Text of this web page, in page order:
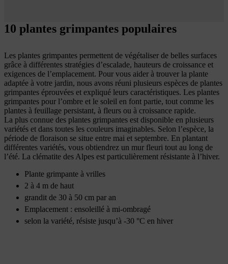
10 plantes grimpantes populaires
Les plantes grimpantes permettent de végétaliser de belles surfaces
grâce à différentes stratégies d’escalade, hauteurs de croissance et
exigences de l’emplacement. Pour vous aider à trouver la plante
adaptée à votre jardin, nous avons réuni plusieurs espèces de plantes
grimpantes éprouvées et expliqué leurs caractéristiques. Les plantes
grimpantes pour l’ombre et le soleil en font partie, tout comme les
plantes à feuillage persistant, à fleurs ou à croissance rapide.
La plus connue des plantes grimpantes est disponible en plusieurs
variétés et dans toutes les couleurs imaginables. Selon l’espèce, la
période de floraison se situe entre mai et septembre. En plantant
différentes variétés, vous obtiendrez un mur fleuri tout au long de
l’été. La clématite des Alpes est particulièrement résistante à l’hiver.
Plante grimpante à vrilles
2 à 4 m de haut
grandit de 30 à 50 cm par an
Emplacement : ensoleillé à mi-ombragé
selon la variété, résiste jusqu’à -30 °C en hiver